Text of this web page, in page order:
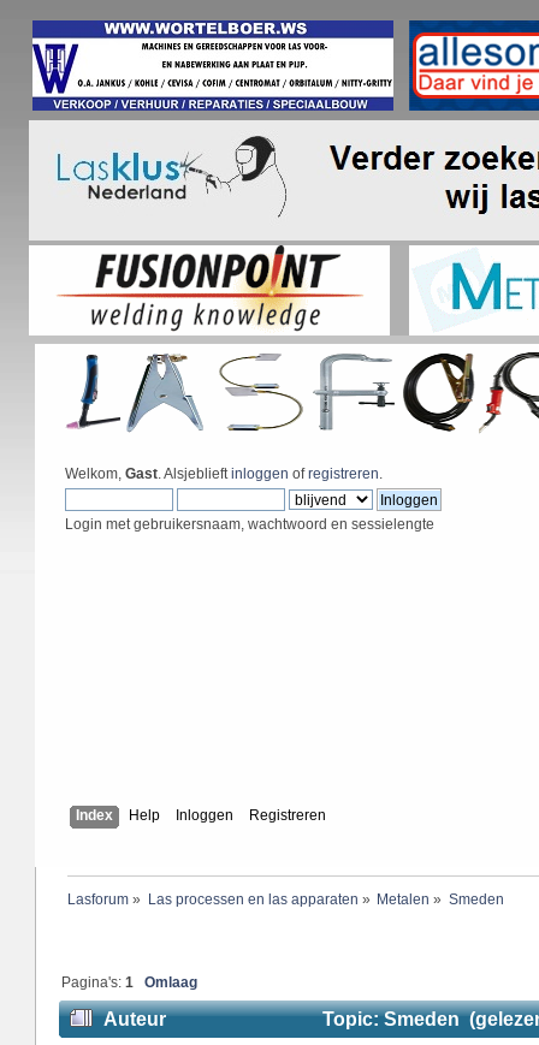
Welkom, Gast. Alsjeblieftinloggen ofregistreren.
Login met gebruikersnaam, wachtwoord en sessielengte
Index Help Inloggen Registreren
Lasforum» Las processen en las apparaten » Metalen » Smeden
Pagina's:1 Omlaag
Auteur Topic: Smeden